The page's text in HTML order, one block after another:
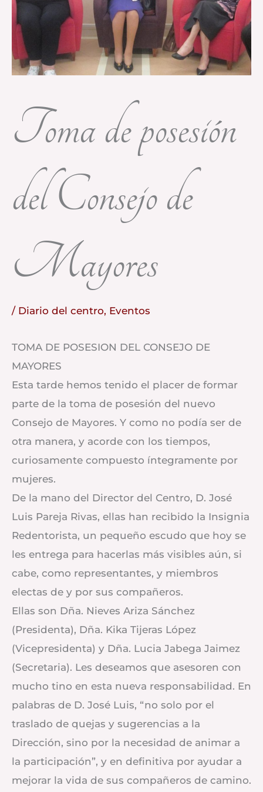
Toma de posesión
del Consejo de
Mayores
/ Diario del centro, Eventos
TOMA DE POSESION DEL CONSEJO DE
MAYORES
Esta tarde hemos tenido el placer de formar
parte de la toma de posesión del nuevo
Consejo de Mayores. Y como no podía ser de
otra manera, y acorde con los tiempos,
curiosamente compuesto íntegramente por
mujeres.
De la mano del Director del Centro, D. José
Luis Pareja Rivas, ellas han recibido la Insignia
Redentorista, un pequeño escudo que hoy se
les entrega para hacerlas más visibles aún, si
cabe, como representantes, y miembros
electas de y por sus compañeros.
Ellas son Dña. Nieves Ariza Sánchez
(Presidenta), Dña. Kika Tijeras López
(Vicepresidenta) y Dña. Lucia Jabega Jaimez
(Secretaria). Les deseamos que asesoren con
mucho tino en esta nueva responsabilidad. En
palabras de D. José Luis, “no solo por el
traslado de quejas y sugerencias a la
Dirección, sino por la necesidad de animar a
la participación”, y en definitiva por ayudar a
mejorar la vida de sus compañeros de camino.